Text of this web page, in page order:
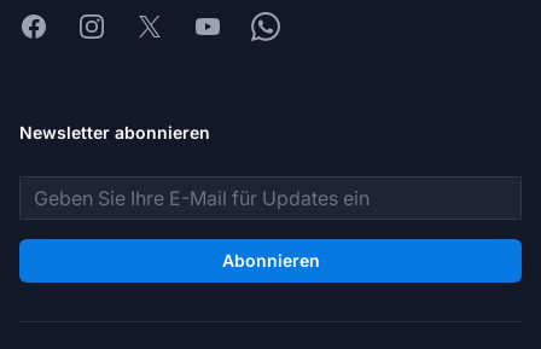
FacebookInstagram
X YoutubeWhatsapp
Newsletter abonnieren
E-Mail-Adresse
Abonnieren